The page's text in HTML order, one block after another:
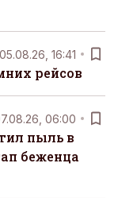
05.08.26, 16:41
рейсов
06:00
пыль в
беженца